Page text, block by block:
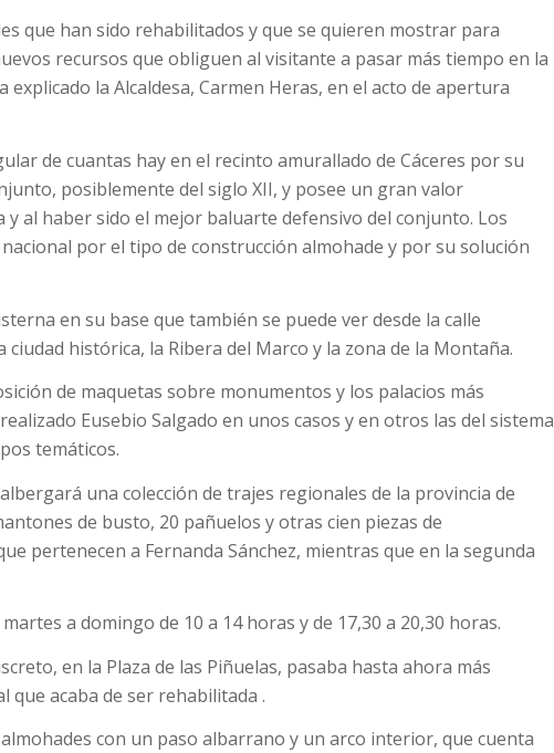
que han sido rehabilitados y que se quieren mostrar para
recursos que obliguen al visitante a pasar más tiempo en la
la Alcaldesa, Carmen Heras, en el acto de apertura
de cuantas hay en el recinto amurallado de Cáceres por su
posiblemente del siglo XII, y posee un gran valor
al haber sido el mejor baluarte defensivo del conjunto. Los
por el tipo de construcción almohade y por su solución
en su base que también se puede ver desde la calle
histórica, la Ribera del Marco y la zona de la Montaña.
de maquetas sobre monumentos y los palacios más
Eusebio Salgado en unos casos y en otros las del sistema
temáticos.
una colección de trajes regionales de la provincia de
de busto, 20 pañuelos y otras cien piezas de
pertenecen a Fernanda Sánchez, mientras que en la segunda
a domingo de 10 a 14 horas y de 17,30 a 20,30 horas.
en la Plaza de las Piñuelas, pasaba hasta ahora más
que acaba de ser rehabilitada .
con un paso albarrano y un arco interior, que cuenta